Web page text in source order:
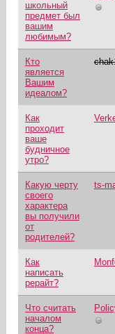
школьный
предмет был
вашим
любимым?
Кто
является
Вашим
идеалом?
Как
проходит
ваше
будничное
утро?
Какую черту
своего
характера
вы получили
от
родителей?
ts-
Как
написать
рерайт?
Что считать
началом
конца?